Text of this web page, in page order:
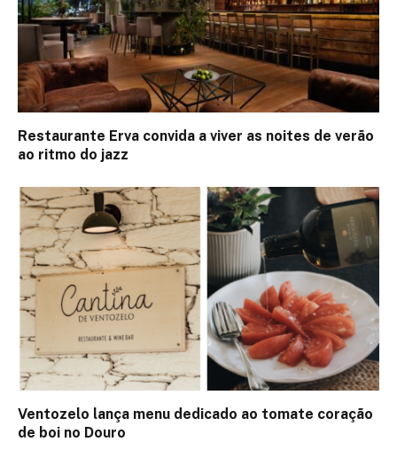
Restaurante Erva convida a viver as noites de verão
ao ritmo do jazz
Ventozelo lança menu dedicado ao tomate coração
de boi no Douro